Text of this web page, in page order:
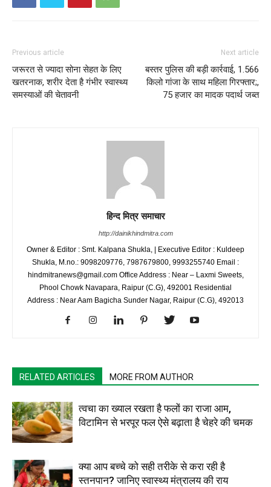
Previous article
जरूरत से ज्यादा सोना सेहत के लिए
खतरनाक, शरीर देता है गंभीर स्वास्थ्य
समस्याओं की चेतावनी
Next article
बस्तर पुलिस की बड़ी कार्रवाई, 1.566
किलो गांजा के साथ महिला गिरफ्तार;,
75 हजार का मादक पदार्थ जब्त
हिन्द मित्र समाचार
http://dainikhindmitra.com
Owner & Editor : Smt. Kalpana Shukla, | Executive Editor : Kuldeep
Shukla, M.no.: 9098209776, 7987679800, 9993255740 Email :
hindmitranews@gmail.com Office Address : Near – Laxmi Sweets,
Phool Chowk Navapara, Raipur (C.G), 492001 Residential
Address : Near Aam Bagicha Sunder Nagar, Raipur (C.G), 492013
RELATED ARTICLES MORE FROM AUTHOR
त्वचा का ख्याल रखता है फलों का राजा आम,
विटामिन से भरपूर फल ऐसे बढ़ाता है चेहरे की चमक
क्या आप बच्चे को सही तरीके से करा रही है
स्तनपान? जानिए स्वास्थ्य मंत्रालय की राय